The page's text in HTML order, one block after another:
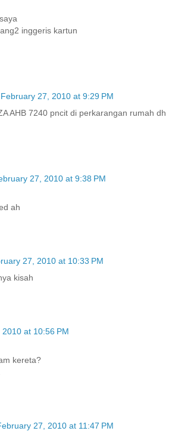
inggeris kartun
February 27, 2010 at 9:29 PM
AHB 7240 pncit di perkarangan rumah dh
27, 2010 at 9:38 PM
ah
27, 2010 at 10:33 PM
kisah
at 10:56 PM
kereta?
27, 2010 at 11:47 PM